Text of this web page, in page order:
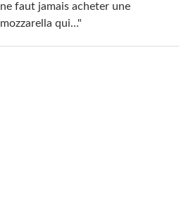
ne faut jamais acheter une
mozzarella qui..."